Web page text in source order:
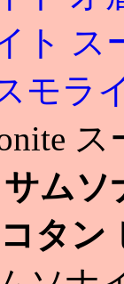
ト ス
モラ
サムソ
タン